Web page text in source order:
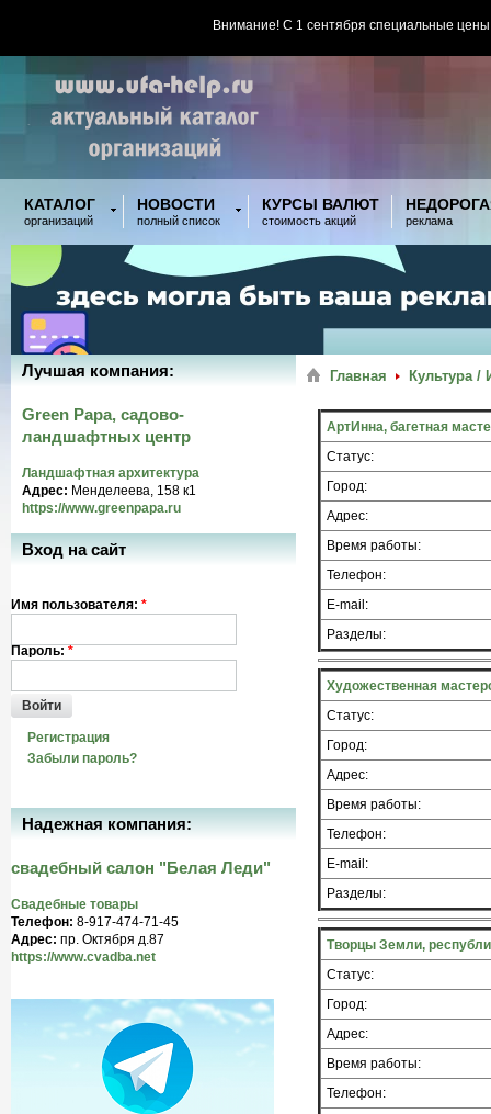
Внимание! С 1 сентября специальные
КАТАЛОГ
организаций
НОВОСТИ
полный список
КУРСЫ ВАЛЮТ
стоимость акций реклама
Главная Культура /
АртИнна, багетная
Статус:
Город:
Адрес:
Время работы:
Телефон:
E-mail:
Разделы:
Художественная
Статус:
Город:
Адрес:
Время работы:
Телефон:
E-mail:
Разделы:
Творцы Земли,
Статус:
Город:
Адрес:
Время работы:
Телефон:
Лучшая компания:
Green Papa, садово-
ландшафтных центр
Ландшафтная архитектура
Адрес: Менделеева, 158 к1
https://www.greenpapa.ru
Вход на сайт
Имя пользователя: *
Пароль: *
Войти
Регистрация
Забыли пароль?
Надежная компания:
свадебный салон "Белая Леди"
Свадебные товары
Телефон: 8-917-474-71-45
Адрес: пр. Октября д.87
https://www.cvadba.net